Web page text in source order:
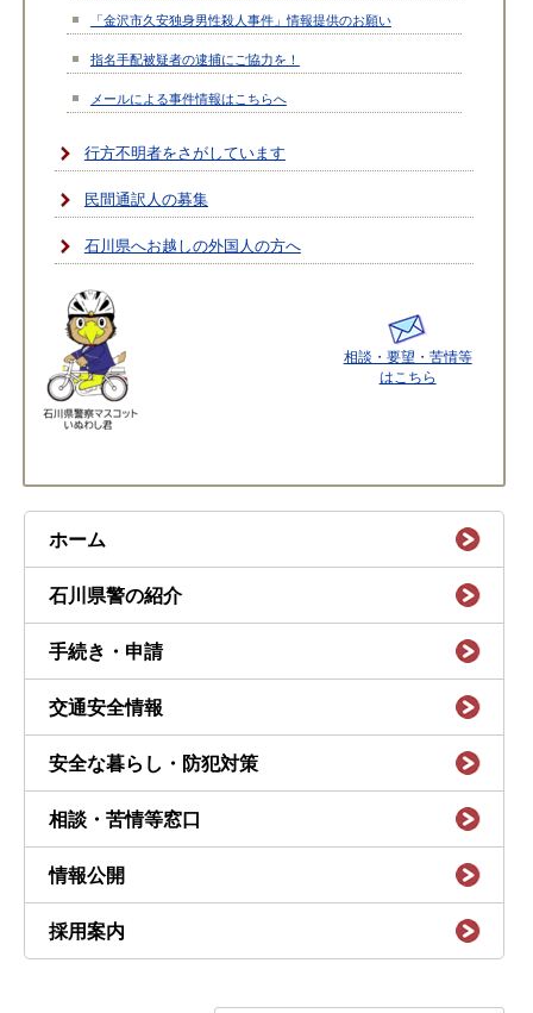
「金沢市久安独身男性殺人事件」情報提供のお願い
指名手配被疑者の逮捕にご協力を！
メールによる事件情報はこちらへ
行方不明者をさがしています
民間通訳人の募集
石川県へお越しの外国人の方へ
相談・要望・苦情等
はこちら
ホーム
石川県警の紹介
手続き・申請
交通安全情報
安全な暮らし・防犯対策
相談・苦情等窓口
情報公開
採用案内